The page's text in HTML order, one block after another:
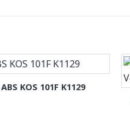
KOS 101F K1129